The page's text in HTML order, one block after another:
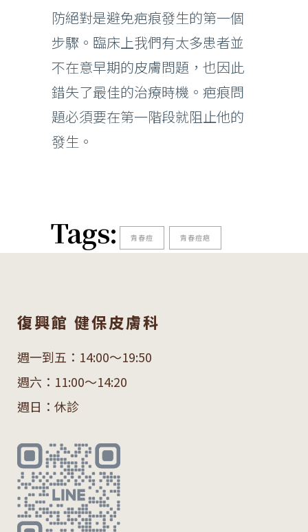
防絕對是避免疤痕發生的第一個
步驟。臨床上我們有太多患者並
不在意早期的皮膚問題，也因此
錯失了最佳的治療時機。疤痕問
題必須要在第一階段就阻止他的
發生。
Tags: 青春痘 青春痘疤
復興館 健保皮膚科
週一到五：14:00～19:50
週六：11:00～14:20
週日：休診